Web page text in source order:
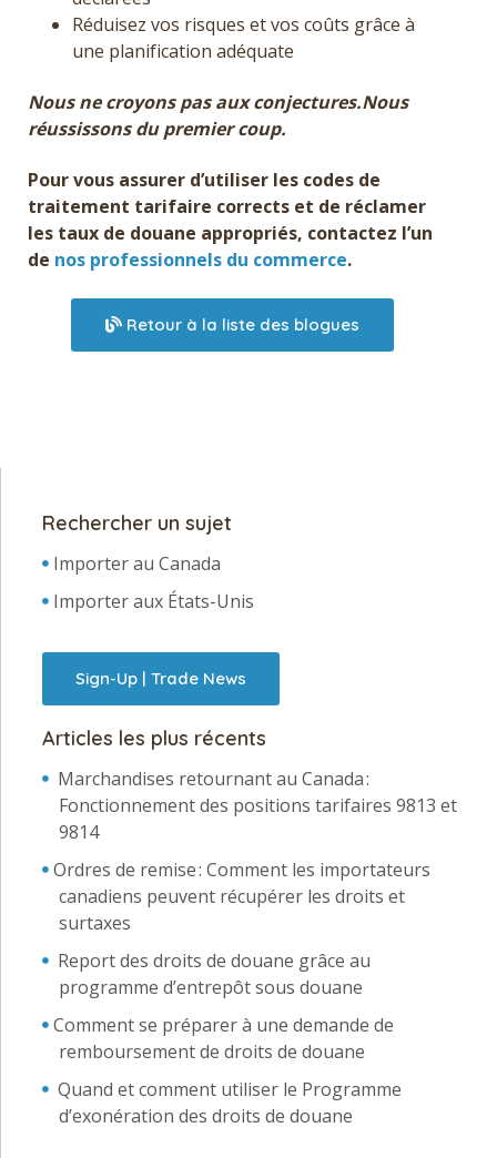
Réduisez vos risques et vos coûts grâce à
une planification adéquate
Nous ne croyons pas aux conjectures.Nous
réussissons du premier coup.
Pour vous assurer d’utiliser les codes de
traitement tarifaire corrects et de réclamer
les taux de douane appropriés, contactez l’un
de nos professionnels du commerce.
Retour à la liste des blogues
Rechercher un sujet
Importer au Canada
Importer aux États-Unis
Sign-Up | Trade News
Articles les plus récents
Marchandises retournant au Canada :
Fonctionnement des positions tarifaires 9813 et
9814
Ordres de remise : Comment les importateurs
canadiens peuvent récupérer les droits et
surtaxes
Report des droits de douane grâce au
programme d’entrepôt sous douane
Comment se préparer à une demande de
remboursement de droits de douane
Quand et comment utiliser le Programme
d’exonération des droits de douane